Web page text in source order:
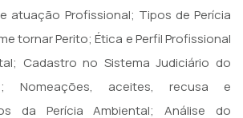
atuação Profissional; Tipos de Perícia
tornar Perito; Ética e Perfil Profissional
Cadastro no Sistema Judiciário do
Nomeações, aceites, recusa e
da Perícia Ambiental; Análise do